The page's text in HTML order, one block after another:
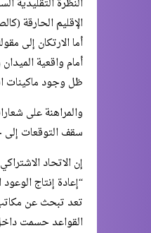
النظرة التقليدية
الإقليم الحارقة
​أما الارتكان إلى
أمام واقعية
ظل وجود ماكينات
والمراهنة على
سقف التوقعات
​إن الاتحاد
“إعادة إنتاج
تعد تبحث عن مكاتب
القواعد حسمت